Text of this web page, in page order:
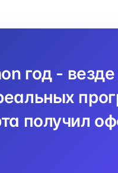
год -
получил